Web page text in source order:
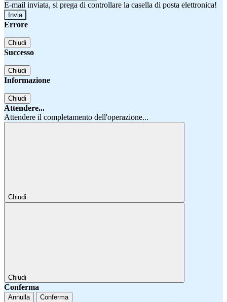
E-mail inviata, si prega di controllare la casella di posta elettronica!
Errore
Chiudi
Successo
Chiudi
Informazione
Chiudi
Attendere...
Attendere il completamento dell'operazione...
Chiudi
Chiudi
Conferma
Annulla Conferma